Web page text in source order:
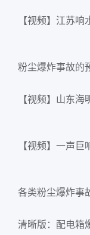
【视频】江苏
粉尘爆炸事故的
【视频】山东
各类粉尘爆炸事
清晰版：配电箱